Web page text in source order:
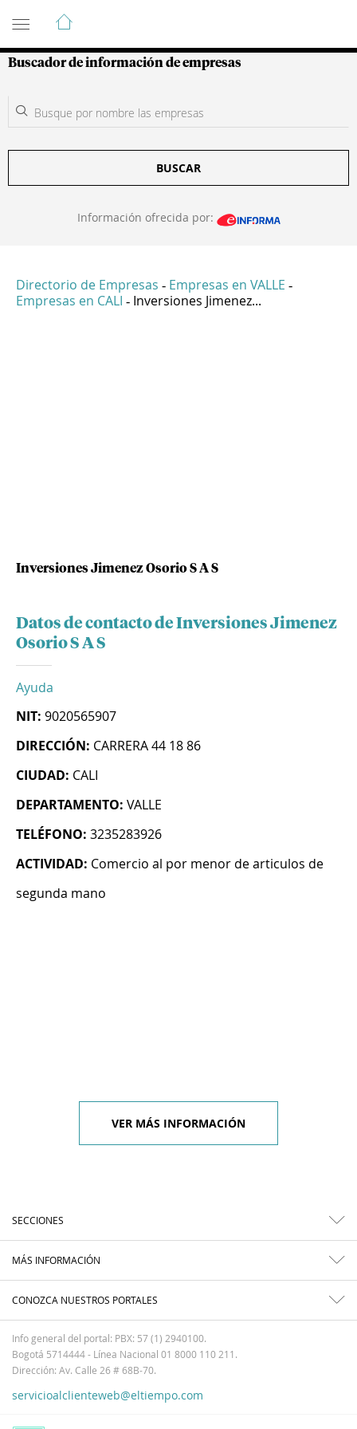
Guía de Empresas Colombianas
Buscador de información de empresas
BUSCAR
Información ofrecida por:
Directorio de Empresas - Empresas en VALLE -
Empresas en CALI - Inversiones Jimenez...
Inversiones Jimenez Osorio S A S
Datos de contacto de Inversiones Jimenez
Osorio S A S
Ayuda
NIT: 9020565907
DIRECCIÓN: CARRERA 44 18 86
CIUDAD: CALI
DEPARTAMENTO: VALLE
TELÉFONO: 3235283926
ACTIVIDAD: Comercio al por menor de articulos de
segunda mano
VER MÁS INFORMACIÓN
SECCIONES
MÁS INFORMACIÓN
CONOZCA NUESTROS PORTALES
Info general del portal: PBX: 57 (1) 2940100.
Bogotá 5714444 - Línea Nacional 01 8000 110 211.
Dirección: Av. Calle 26 # 68B-70.
servicioalclienteweb@eltiempo.com